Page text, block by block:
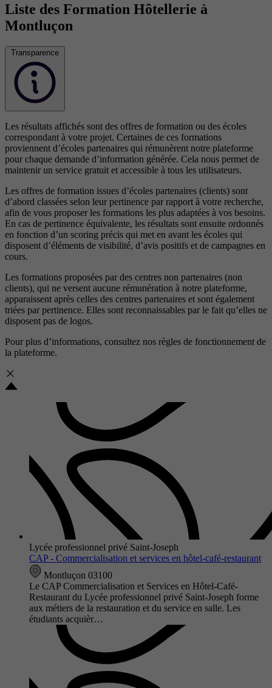
Liste des Formation Hôtellerie à
Montluçon
Transparence
Les résultats affichés sont des offres de formation ou des écoles
correspondant à votre projet. Certaines de ces formations
proviennent d’écoles partenaires qui rémunèrent notre plateforme
pour chaque demande d’information générée. Cela nous permet de
maintenir un service gratuit et accessible à tous les utilisateurs.
Les offres de formation issues d’écoles partenaires (clients) sont
d’abord classées selon leur pertinence par rapport à votre recherche,
afin de vous proposer les formations les plus adaptées à vos besoins.
En cas de pertinence équivalente, les résultats sont ensuite ordonnés
en fonction d’un scoring précis qui met en avant les écoles qui
disposent d’éléments de visibilité, d’avis positifs et de campagnes en
cours.
Les formations proposées par des centres non partenaires (non
clients), qui ne versent aucune rémunération à notre plateforme,
apparaissent après celles des centres partenaires et sont également
triées par pertinence. Elles sont reconnaissables par le fait qu’elles ne
disposent pas de logos.
Pour plus d’informations, consultez nos règles de fonctionnement de
la plateforme.
Lycée professionnel privé Saint-Joseph
CAP - Commercialisation et services en hôtel-café-restaurant
Montluçon 03100
Le CAP Commercialisation et Services en Hôtel-Café-
Restaurant du Lycée professionnel privé Saint-Joseph forme
aux métiers de la restauration et du service en salle. Les
étudiants acquièr…